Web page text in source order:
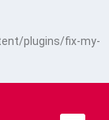
plugins/fix-my-